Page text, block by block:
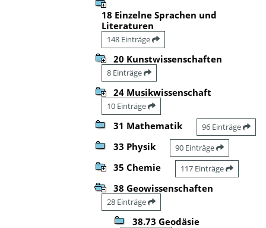
18 Einzelne Sprachen und
Literaturen
148 Einträge
20 Kunstwissenschaften
8 Einträge
24 Musikwissenschaft
10 Einträge
31 Mathematik 96 Einträge
33 Physik 90 Einträge
35 Chemie 117 Einträge
38 Geowissenschaften
28 Einträge
38.73 Geodäsie